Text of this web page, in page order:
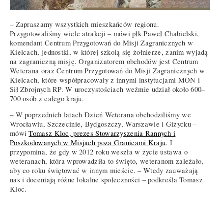
– Zapraszamy wszystkich mieszkańców regionu.
Przygotowaliśmy wiele atrakcji – mówi płk Paweł Chabielski,
komendant Centrum Przygotowań do Misji Zagranicznych w
Kielcach, jednostki, w której szkolą się żołnierze, zanim wyjadą
na zagraniczną misję. Organizatorem obchodów jest Centrum
Weterana oraz Centrum Przygotowań do Misji Zagranicznych w
Kielcach, które współpracowały z innymi instytucjami MON i
Sił Zbrojnych RP. W uroczystościach weźmie udział około 600–
700 osób z całego kraju.
– W poprzednich latach Dzień Weterana obchodziliśmy we
Wrocławiu, Szczecinie, Bydgoszczy, Warszawie i Giżycku –
mówiTomasz Kloc, prezes Stowarzyszenia Rannych i
Poszkodowanych w Misjach poza Granicami Kraju. I
przypomina, że gdy w 2012 roku weszła w życie ustawa o
weteranach, która wprowadziła to święto, weteranom zależało,
aby co roku świętować w innym mieście. – Wtedy zauważają
nas i doceniają różne lokalne społeczności – podkreśla Tomasz
Kloc.